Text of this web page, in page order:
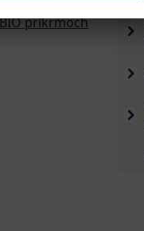
príkrmoch